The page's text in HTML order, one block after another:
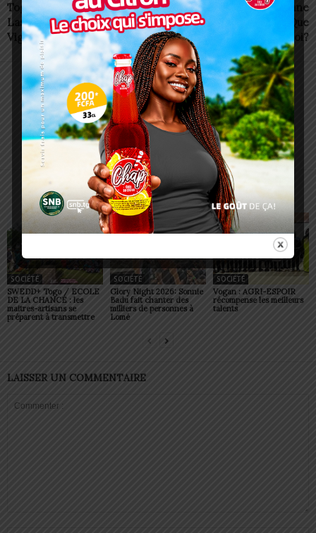
Togo/ Santé: La fièvre
Lassa à nos portes…
Vigilance
Togo/ Non-assistance à une
personne en danger: Que
dit la loi?
Charbel SOSSOUVI
ARTICLES CONNEXES PLUS DE L'AUTEUR
SOCIÉTÉ
SWEDD+ Togo / ECOLE
DE LA CHANCE : les
maitres-artisans se
préparent à transmettre
SOCIÉTÉ
Glory Night 2026: Sonnie
Badu fait chanter des
milliers de personnes à
Lomé
SOCIÉTÉ
Vogan : AGRI-ESPOIR
récompense les meilleurs
talents
LAISSER UN COMMENTAIRE